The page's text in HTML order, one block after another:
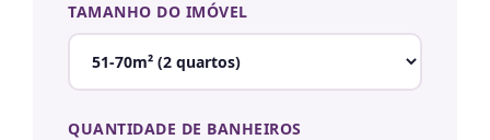
TAMANHO DO IMÓVEL
QUANTIDADE DE BANHEIROS